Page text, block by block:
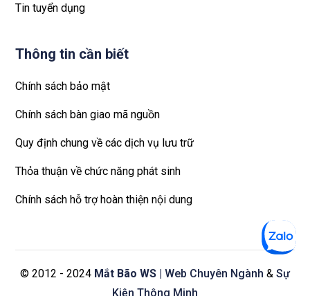
Tin tuyển dụng
Thông tin cần biết
Chính sách bảo mật
Chính sách bàn giao mã nguồn
Quy định chung về các dịch vụ lưu trữ
Thỏa thuận về chức năng phát sinh
Chính sách hỗ trợ hoàn thiện nội dung
© 2012 - 2024 Mắt Bão WS | Web Chuyên Ngành & Sự
Kiện Thông Minh